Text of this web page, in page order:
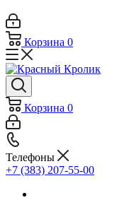
Корзина 0
Корзина 0
Телефоны
+7 (383) 207-55-00